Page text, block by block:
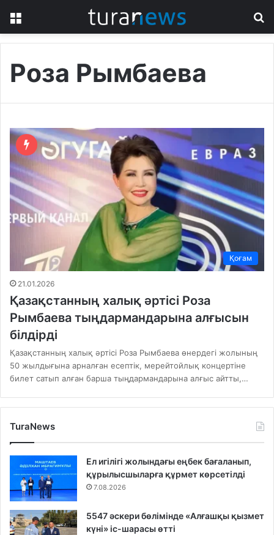
Роза Рымбаева
Қоғам
21.01.2026
Қазақстанның халық әртісі Роза
Рымбаева тыңдармандарына алғысын
білдірді
Қазақстанның халық әртісі Роза Рымбаева өнердегі жолының
50 жылдығына арналған есептік, мерейтойлық концертіне
билет сатып алған барша тыңдармандарына алғыс айтты,…
TuraNews
Ел игілігі жолындағы еңбек бағаланып,
құрылысшыларға құрмет көрсетілді
7.08.2026
5547 әскери бөлімінде «Алғашқы қызмет
күні» іс-шарасы өтті